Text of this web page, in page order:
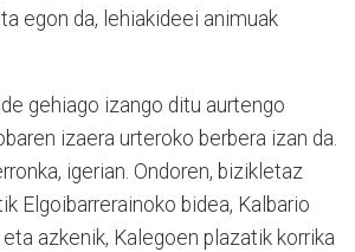
egon da, lehiakideei animuak
gehiago izango ditu aurtengo
izaera urteroko berbera izan da.
igerian. Ondoren, bizikletaz
Elgoibarrerainoko bidea, Kalbario
azkenik, Kalegoen plazatik korrika